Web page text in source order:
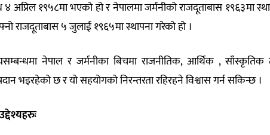
अप्रिल १९५८मा भएको हो र नेपालमा जर्मनीको राजदूताबास १९६३मा
राजदूताबास ५ जुलाई १९६५मा स्थापना गरेको हो ।
नेपाल र जर्मनीका बिचमा राजनीतिक, आर्थिक , साँस्कृतिक
भइरहेको छ र यो सहयोगको निरन्तरता रहिरहने विश्वास गर्न सकिन्छ ।